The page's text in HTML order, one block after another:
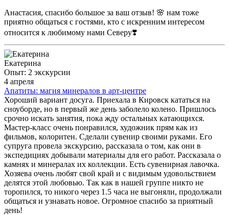
Анастасия, спасибо большое за ваш отзыв! 🌸 нам тоже
приятно общаться с гостями, кто с искренним интересом
относится к любимому нами Северу❣️
Екатерина
Опыт: 2 экскурсии
4 апреля
Апатиты: магия минералов в арт-центре
Хороший вариант досуга. Приехала в Кировск кататься на
сноуборде, но в первый же день заболело колено. Пришлось
срочно искать занятия, пока жду остальных катающихся.
Мастер-класс очень понравился, художник прям как из
фильмов, колоритен. Сделали сувенир своими руками. Его
супруга провела экскурсию, рассказала о том, как они в
экспедициях добывали материалы для его работ. Рассказала о
камнях и минералах их коллекции. Есть сувенирная лавочка.
Хозяева очень любят свой край и с видимым удовольствием
делятся этой любовью. Так как в нашей группе никто не
торопился, то никого через 1.5 часа не выгоняли, продолжали
общаться и узнавать новое. Огромное спасибо за приятный
день!